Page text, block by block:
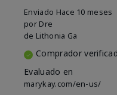
Enviado Hace 10 meses
por Dre
de Lithonia Ga
Comprador
Evaluado en
marykay.com/en-us/